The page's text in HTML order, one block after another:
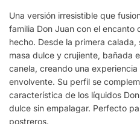
Una versión irresistible que
familia Don Juan con el encanto
hecho. Desde la primera
masa dulce y crujiente, bañada
canela, creando una
envolvente. Su perfil se
característica de los líquidos
dulce sin empalagar. Perfecto
postreros.